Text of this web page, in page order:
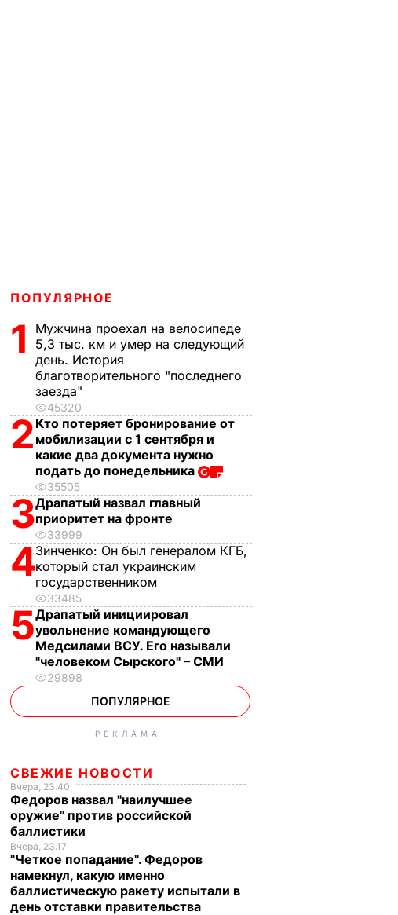
ПОПУЛЯРНОЕ
1
Мужчина проехал на велосипеде
5,3 тыс. км и умер на следующий
день. История
благотворительного "последнего
заезда"
45320
2 Кто потеряет бронирование от
мобилизации с 1 сентября и
какие два документа нужно
подать до понедельника
35505
3Драпатый назвал главный
приоритет на фронте
33999
4Зинченко: Он был генералом КГБ,
который стал украинским
государственником
33485
5Драпатый инициировал
увольнение командующего
Медсилами ВСУ. Его называли
"человеком Сырского" – СМИ
29898
ПОПУЛЯРНОЕ
РЕКЛАМА
СВЕЖИЕ НОВОСТИ
Вчера, 23.40
Федоров назвал "наилучшее
оружие" против российской
баллистики
Вчера, 23.17
"Четкое попадание". Федоров
намекнул, какую именно
баллистическую ракету испытали в
день отставки правительства